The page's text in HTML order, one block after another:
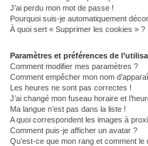
J’ai perdu mon mot de passe !
Pourquoi suis-je automatiquement
À quoi sert « Supprimer les cookies » ?
Paramètres et préférences de
Comment modifier mes paramètres ?
Comment empêcher mon nom
Les heures ne sont pas correctes !
J’ai changé mon fuseau horaire et
Ma langue n’est pas dans la liste !
A quoi correspondent les images à
Comment puis-je afficher un avatar ?
Qu’est-ce que mon rang et comment le